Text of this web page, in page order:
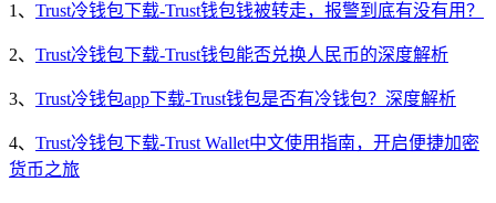
1、 Trust冷钱包下载-Trust钱包钱被转走，报警到底有没有用？
2、 Trust冷钱包下载-Trust钱包能否兑换人民币的深度解析
3、 Trust冷钱包app下载-Trust钱包是否有冷钱包？深度解析
4、 Trust冷钱包下载-Trust Wallet中文使用指南，开启便捷加密
货币之旅